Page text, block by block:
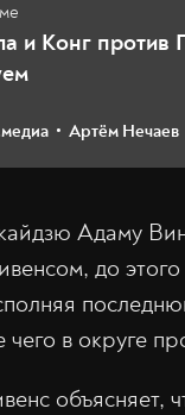
и Конг против
Артём Нечаев
Адаму
до
в округе
объясняет,